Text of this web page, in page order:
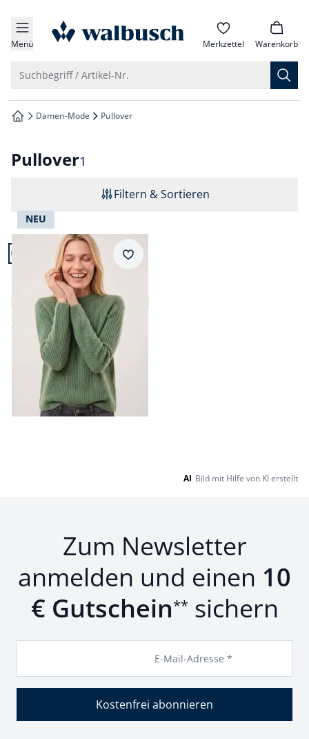
springen
springen
springen
springen
Menü zur Startseite Merkzettel Warenkorb
Suchbegriff / Artikel-Nr.
zur Startseite
Damen-Mode Pullover
PulloverErgebnisse
1
Filtern & Sortieren
Artikel 1 von 1.
NEU
Cashmere Pullover 100
Prozent
5,0 (5)
ab € 229,99
Merkzettel
AI Bild mit Hilfe von KI erstellt
Zum Newsletter
anmelden und einen 10
€ Gutschein** sichern
E-Mail-Adresse *
Kostenfrei abonnieren